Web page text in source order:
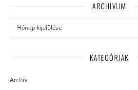
ARCHÍVUM
KATEGÓRIÁK
Archív